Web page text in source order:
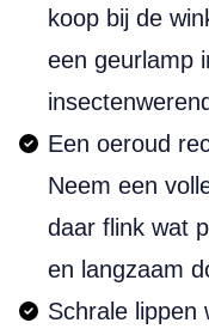
koop bij de
een geurlamp
Een oeroud
Neem een
daar flink wat
en langzaam
Schrale lippen